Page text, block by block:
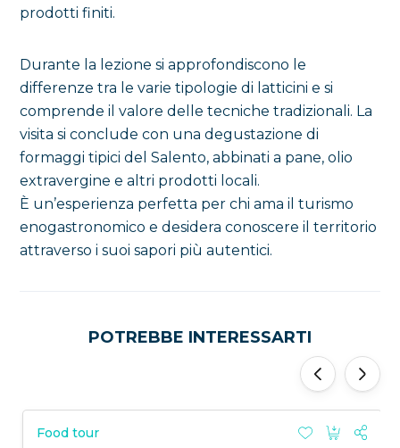
prodotti finiti.
Durante la lezione si approfondiscono le
differenze tra le varie tipologie di latticini e si
comprende il valore delle tecniche tradizionali. La
visita si conclude con una degustazione di
formaggi tipici del Salento, abbinati a pane, olio
extravergine e altri prodotti locali.
È un’esperienza perfetta per chi ama il turismo
enogastronomico e desidera conoscere il territorio
attraverso i suoi sapori più autentici.
POTREBBE INTERESSARTI
Food tour
‹ ›